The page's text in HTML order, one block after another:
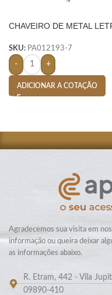
CHAVEIRO DE METAL
SKU: PA012193-7
- +
ADICIONAR A COTAÇÃO
Agradecemos sua visita em
informação ou queira deixar
as informações abaixo.
R. Etram, 442 - Vila
09890-410